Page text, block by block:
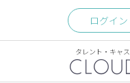
ログイン
タレント・キャ